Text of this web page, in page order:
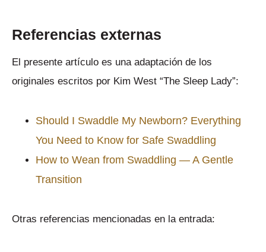
Referencias externas
El presente artículo es una adaptación de los
originales escritos por Kim West “The Sleep Lady”:
Should I Swaddle My Newborn? Everything
You Need to Know for Safe Swaddling
How to Wean from Swaddling — A Gentle
Transition
Otras referencias mencionadas en la entrada: